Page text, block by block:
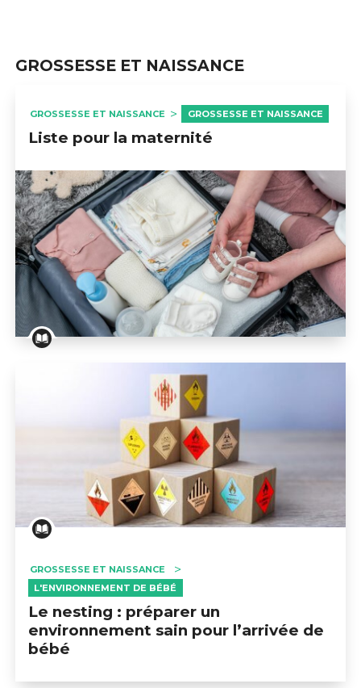
GROSSESSE ET NAISSANCE
GROSSESSE ET NAISSANCE GROSSESSE ET NAISSANCE
Liste pour la maternité
Liste pour la maternité
GROSSESSE ET NAISSANCE
L'ENVIRONNEMENT DE BÉBÉ
Le nesting : préparer un
environnement sain pour l’arrivée de
bébé